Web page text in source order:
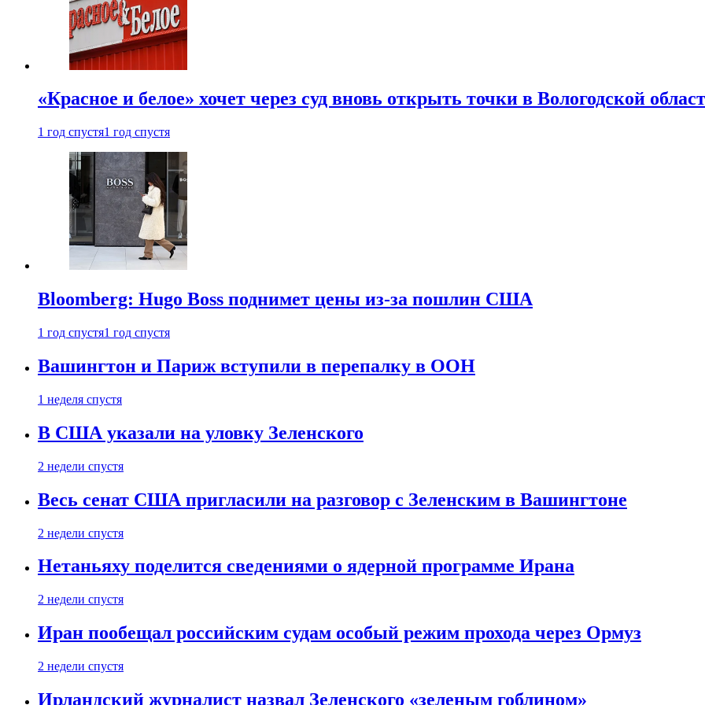
«Красное и белое» хочет через суд вновь открыть точки в Вологодской
1 год спустя1 год спустя
Bloomberg: Hugo Boss поднимет цены из-за пошлин США
1 год спустя1 год спустя
Вашингтон и Париж вступили в перепалку в ООН
1 неделя спустя
В США указали на уловку Зеленского
2 недели спустя
Весь сенат США пригласили на разговор с Зеленским в Вашингтоне
2 недели спустя
Нетаньяху поделится сведениями о ядерной программе Ирана
2 недели спустя
Иран пообещал российским судам особый режим прохода через Ормуз
2 недели спустя
Ирландский журналист назвал Зеленского «зеленым гоблином»